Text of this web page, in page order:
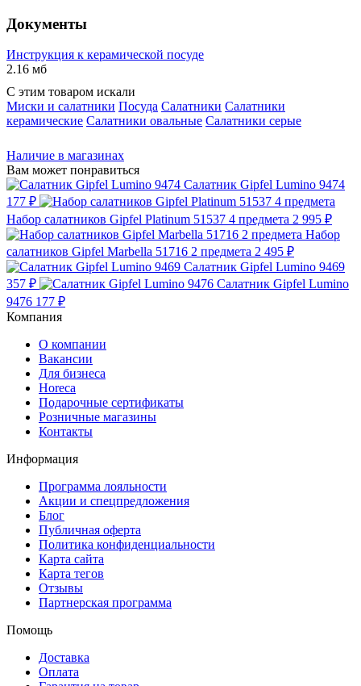
Документы
Инструкция к керамической посуде
2.16 мб
С этим товаром искали
Миски и салатники Посуда Салатники Салатники
керамические Салатники овальные Салатники серые
Наличие в магазинах
Вам может понравиться
Салатник Gipfel Lumino 9474
177 ₽
Набор салатников Gipfel Platinum 51537 4 предмета 2 995 ₽
Набор
салатников Gipfel Marbella 51716 2 предмета 2 495 ₽
Салатник Gipfel Lumino 9469
357 ₽
Салатник Gipfel Lumino
9476 177 ₽
Компания
О компании
Вакансии
Для бизнеса
Horeca
Подарочные сертификаты
Розничные магазины
Контакты
Информация
Программа лояльности
Акции и спецпредложения
Блог
Публичная оферта
Политика конфиденциальности
Карта сайта
Карта тегов
Отзывы
Партнерская программа
Помощь
Доставка
Оплата